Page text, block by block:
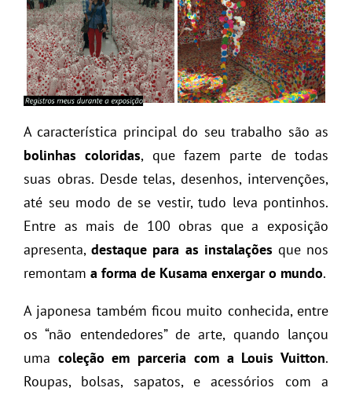
A característica principal do seu trabalho são as
bolinhas coloridas, que fazem parte de todas
suas obras. Desde telas, desenhos, intervenções,
até seu modo de se vestir, tudo leva pontinhos.
Entre as mais de 100 obras que a exposição
apresenta,destaque para as instalações que nos
remontam a forma de Kusama enxergar o mundo.
A japonesa também ficou muito conhecida, entre
os “não entendedores” de arte, quando lançou
uma coleção em parceria com a Louis Vuitton.
Roupas, bolsas, sapatos, e acessórios com a